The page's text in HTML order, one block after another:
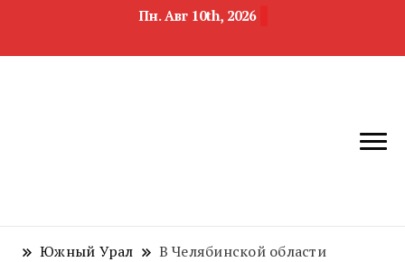
Пн. Авг 10th, 2026
область
недвижимости
Южный Урал
В Челябинской области